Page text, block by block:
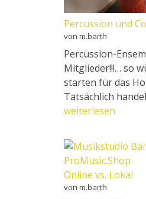
Percussion und
von m.barth
Percussion-
Mitglieder!!!… so
starten für das
Tatsächlich
weiterlesen
Online vs. Lokal
von m.barth